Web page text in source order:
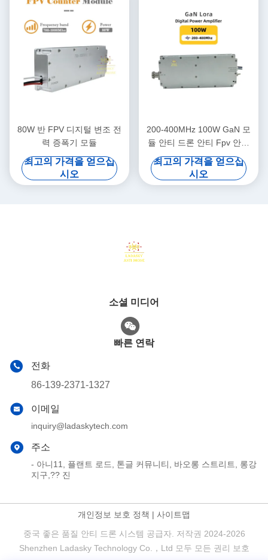
80W 반 FPV 디지털 변조 전
력 증폭기 모듈
최고의 가격을 얻으십
시오
200-400MHz 100W GaN 모
듈 안티 드론 안티 Fpv 안티
Dji 안티 오텔 Fpv 억제기
700-1000MHz RF 모듈
최고의 가격을 얻으십
시오
소셜 미디어
빠른 연락
전화
86-139-2371-1327
이메일
inquiry@ladaskytech.com
주소
- 아니11, 플랜트 로드, 톤글 커뮤니티, 바오롱 스트리트, 롱강
지구,?? 진
개인정보 보호 정책 | 사이트맵
중국 좋은 품질 안티 드론 시스템 공급자. 저작권 2024-2026
Shenzhen Ladasky Technology Co.，Ltd 모두 모든 권리 보호